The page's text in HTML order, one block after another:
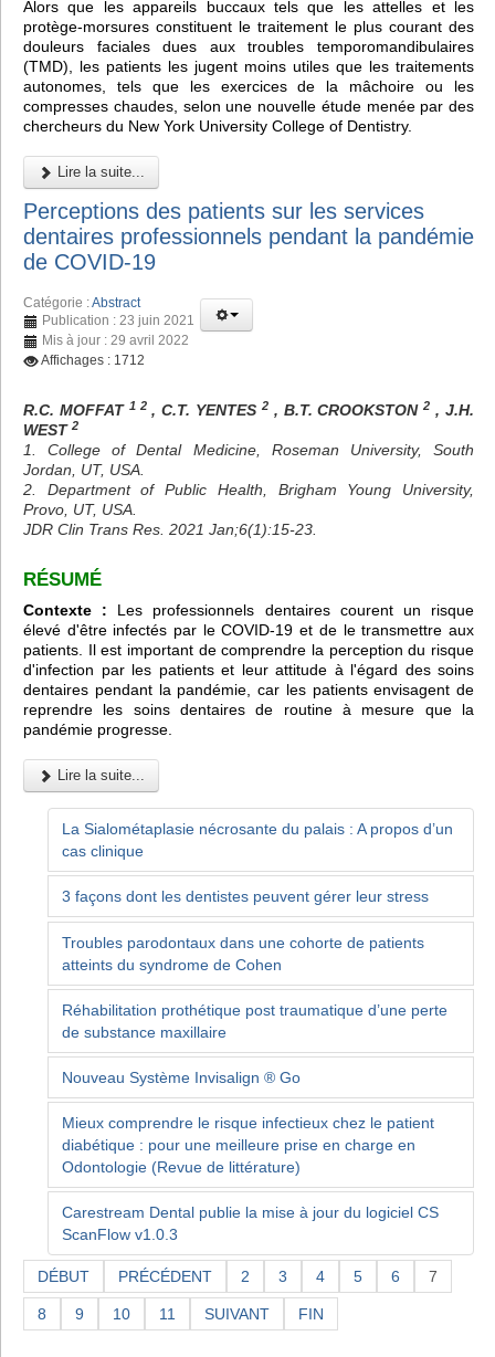
Alors que les appareils buccaux tels que les attelles et les
protège-morsures constituent le traitement le plus courant des
douleurs faciales dues aux troubles temporomandibulaires
(TMD), les patients les jugent moins utiles que les traitements
autonomes, tels que les exercices de la mâchoire ou les
compresses chaudes, selon une nouvelle étude menée par des
chercheurs du New York University College of Dentistry.
Lire la suite...
Perceptions des patients sur les services
dentaires professionnels pendant la pandémie
de COVID-19
Catégorie :Abstract
Publication : 23 juin 2021
Mis à jour : 29 avril 2022
Affichages : 1712
R.C. MOFFAT 1 2, C.T. YENTES 2, B.T. CROOKSTON2 , J.H.
WEST 2
1. College of Dental Medicine, Roseman University, South
Jordan, UT, USA.
2. Department of Public Health, Brigham Young University,
Provo, UT, USA.
JDR Clin Trans Res. 2021 Jan;6(1):15-23.
RÉSUMÉ
Contexte : Les professionnels dentaires courent un risque
élevé d'être infectés par le COVID-19 et de le transmettre aux
patients. Il est important de comprendre la perception du risque
d'infection par les patients et leur attitude à l'égard des soins
dentaires pendant la pandémie, car les patients envisagent de
reprendre les soins dentaires de routine à mesure que la
pandémie progresse.
Lire la suite...
La Sialométaplasie nécrosante du palais : A propos d’un
cas clinique
3 façons dont les dentistes peuvent gérer leur stress
Troubles parodontaux dans une cohorte de patients
atteints du syndrome de Cohen
Réhabilitation prothétique post traumatique d’une perte
de substance maxillaire
Nouveau Système Invisalign ® Go
Mieux comprendre le risque infectieux chez le patient
diabétique : pour une meilleure prise en charge en
Odontologie (Revue de littérature)
Carestream Dental publie la mise à jour du logiciel CS
ScanFlow v1.0.3
DÉBUT PRÉCÉDENT 2 3 4 5 6 7
8 9 10 11 SUIVANT FIN